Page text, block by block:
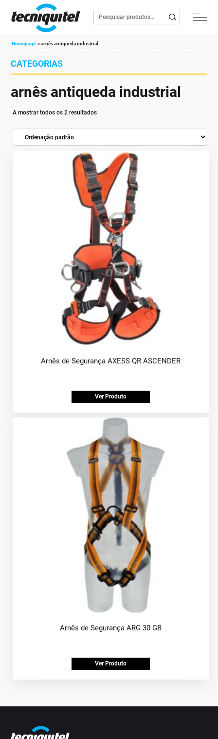
Homepage »arnês antiqueda industrial
CATEGORIAS
arnês antiqueda industrial
A mostrar todos os 2 resultados
Arnês de Segurança AXESS QR ASCENDER
Ver Produto
Arnês de Segurança ARG 30 GB
Ver Produto